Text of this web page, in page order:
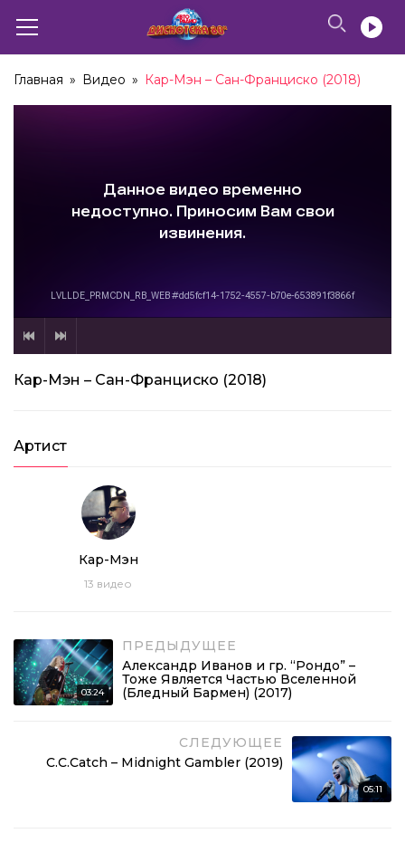
Главная » Видео » Кар-Мэн – Сан-Франциско (2018)
Кар-Мэн – Сан-Франциско (2018)
Артист
Кар-Мэн
13 видео
03:24
ПРЕДЫДУЩЕЕ
Александр Иванов и гр. “Рондо” –
Тоже Является Частью Вселенной
(Бледный Бармен) (2017)
СЛЕДУЮЩЕЕ
C.C.Catch – Midnight Gambler (2019)
05:11